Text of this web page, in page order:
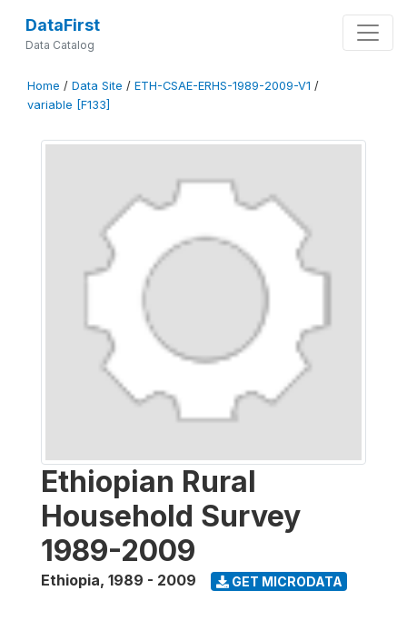
DataFirst
Data Catalog
Home / Data Site / ETH-CSAE-ERHS-1989-2009-V1 /
variable [F133]
Ethiopian Rural
Household Survey
1989-2009
Ethiopia, 1989 - 2009 GET MICRODATA